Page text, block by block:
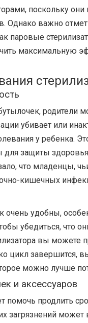
поскольку
Однако важно
паровые
максимальную
убивает или
у ребенка.
защиты здоровья
что младенцы,
кишечных
очень удобны,
убедиться, что
вы можете
цикл
можно лучше
и аксессуаров
помочь продлить
загрязнений